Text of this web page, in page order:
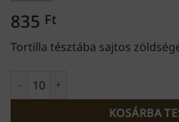
835 Ft
Tortilla tésztába sajtos
Mini zöldséges quesadilla salsával
KOSÁRBA